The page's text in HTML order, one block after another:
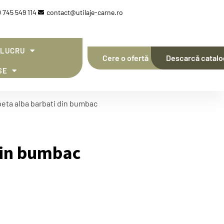
745 549 114 contact@utilaje-carne.ro
Cere o ofertă Descarcă
alba barbati din bumbac
bumbac